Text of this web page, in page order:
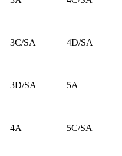
3C/SA 4D/SA
3D/SA 5A
4A 5C/SA